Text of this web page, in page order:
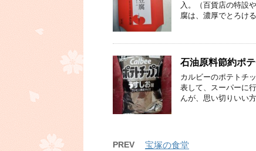
入。（百貨店の特設
腐は、濃厚でとろけ
石油原料節約ポ
カルビーのポテトチ
表して、スーパーに
んが、思い切りいい
PREV 宝塚の食堂